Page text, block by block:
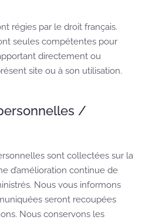
régies par le droit français.
seules compétentes pour
directement ou
site ou à son utilisation.
/
sont collectées sur la
d’amélioration continue de
Nous vous informons
seront recoupées
Nous conservons les